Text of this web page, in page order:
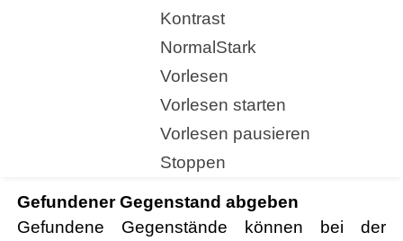
Kontrast
Normal Stark
Vorlesen
Vorlesen starten
Vorlesen pausieren
Stoppen
Fundbüro
Gefundener Gegenstand abgeben
Gefundene Gegenstände können bei der